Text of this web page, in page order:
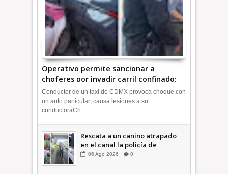
Operativo permite sancionar a
choferes por invadir carril confinado:
Ecatepec +Video | INFORMATIVA
Conductor de un taxi de CDMX provoca choque con
un auto particular; causa lesiones a su
conductoraCh...
Rescata a un canino atrapado
en el canal la policía de
Ecatepec INFORMATIVA
06 Ago 2026 0